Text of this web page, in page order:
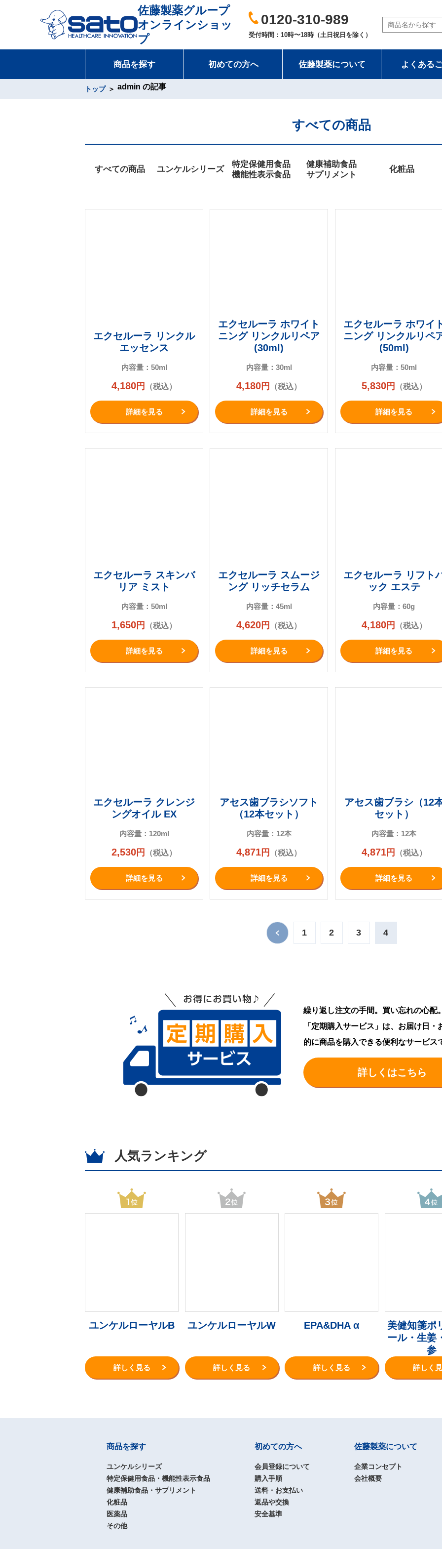
佐藤製薬グループ
オンラインショッ
プ
0120-310-989
受付時間：10時〜18時（土日祝日を除く）
商品を探す 初めての方へ 佐藤製薬について よくある
トップ admin の記事
すべての商品
すべての商品 ユンケルシリーズ
特定保健用食品
機能性表示食品
健康補助食品
サプリメント
化粧品
エクセルーラ リンクル
エッセンス
内容量：50ml
4,180 円 （税込）
詳細を⾒る
エクセルーラ ホワイト
ニング リンクルリペア
(30ml)
内容量：30ml
4,180 円 （税込）
詳細を⾒る
エクセルーラ ホワイ
ニング リンクルリペ
(50ml)
内容量：50ml
5,830円 （税込）
詳細を⾒る
エクセルーラ スキンバ
リア ミスト
内容量：50ml
1,650 円 （税込）
詳細を⾒る
エクセルーラ スムージ
ング リッチセラム
内容量：45ml
4,620 円 （税込）
詳細を⾒る
エクセルーラ リフト
ック エステ
内容量：60g
4,180円 （税込）
詳細を⾒る
エクセルーラ クレンジ
ングオイル EX
内容量：120ml
2,530 円 （税込）
詳細を⾒る
アセス歯ブラシソフト
（12本セット）
内容量：12本
4,871 円 （税込）
詳細を⾒る
アセス歯ブラシ（12
セット）
内容量：12本
4,871円 （税込）
詳細を⾒る
1 2 3 4
繰り返し注文の手間。買い忘れの心配
「定期購入サービス」は、お届け日
的に商品を購入できる便利なサービス
詳しくはこちら
人気ランキング
ユンケルローヤルB
詳しく見る
ユンケルローヤルW
詳しく見る
EPA&DHA α
詳しく見る
美健知箋ポ
ール・生姜
参
詳しく
商品を探す
ユンケルシリーズ
特定保健用食品・機能性表示食品
健康補助食品・サプリメント
化粧品
医薬品
その他
初めての方へ
会員登録について
購入手順
送料・お支払い
返品や交換
安全基準
佐藤製薬について
企業コンセプト
会社概要